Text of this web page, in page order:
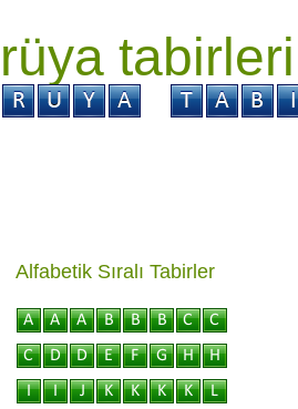
rüya tabirleri
Alfabetik Sıralı Tabirler